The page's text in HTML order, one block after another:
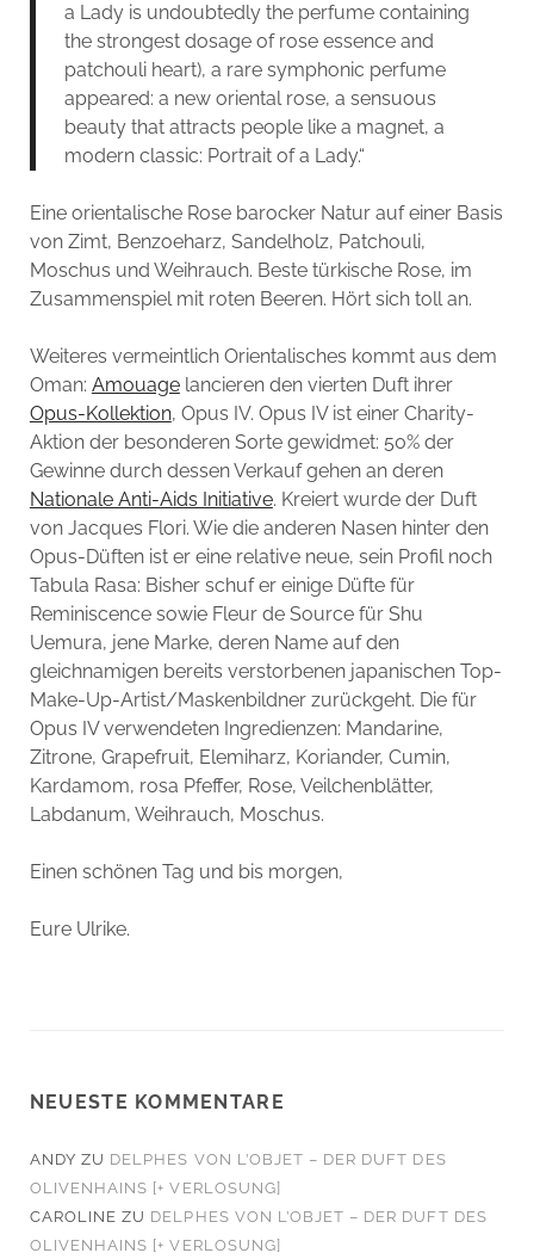
a Lady is undoubtedly the perfume containing
the strongest dosage of rose essence and
patchouli heart), a rare symphonic perfume
appeared: a new oriental rose, a sensuous
beauty that attracts people like a magnet, a
modern classic: Portrait of a Lady.“
Eine orientalische Rose barocker Natur auf einer Basis
von Zimt, Benzoeharz, Sandelholz, Patchouli,
Moschus und Weihrauch. Beste türkische Rose, im
Zusammenspiel mit roten Beeren. Hört sich toll an.
Weiteres vermeintlich Orientalisches kommt aus dem
Oman: Amouagelancieren den vierten Duft ihrer
Opus-Kollektion, Opus IV. Opus IV ist einer Charity-
Aktion der besonderen Sorte gewidmet: 50% der
Gewinne durch dessen Verkauf gehen an deren
Nationale Anti-Aids Initiative. Kreiert wurde der Duft
von Jacques Flori. Wie die anderen Nasen hinter den
Opus-Düften ist er eine relative neue, sein Profil noch
Tabula Rasa: Bisher schuf er einige Düfte für
Reminiscence sowie Fleur de Source für Shu
Uemura, jene Marke, deren Name auf den
gleichnamigen bereits verstorbenen japanischen Top-
Make-Up-Artist/Maskenbildner zurückgeht. Die für
Opus IV verwendeten Ingredienzen: Mandarine,
Zitrone, Grapefruit, Elemiharz, Koriander, Cumin,
Kardamom, rosa Pfeffer, Rose, Veilchenblätter,
Labdanum, Weihrauch, Moschus.
Einen schönen Tag und bis morgen,
Eure Ulrike.
NEUESTE KOMMENTARE
ANDY ZU DELPHES VON L’OBJET – DER DUFT DES
OLIVENHAINS [+ VERLOSUNG]
CAROLINE ZU DELPHES VON L’OBJET – DER DUFT DES
OLIVENHAINS [+ VERLOSUNG]